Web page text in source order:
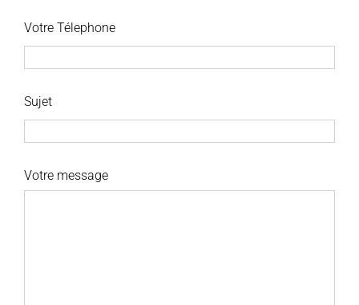
Votre Télephone
Sujet
Votre message